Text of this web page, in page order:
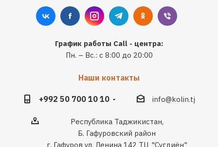
График работы Call - центра:
Пн. – Вс.: с 8:00 до 20:00
Наши контакты
+992 50 700 10 10 info@kolin.tj
Республика Таджикистан,
Б. Гафуровский район
г. Гафуров ул. Ленина 142 ТЦ "Сугдиён"